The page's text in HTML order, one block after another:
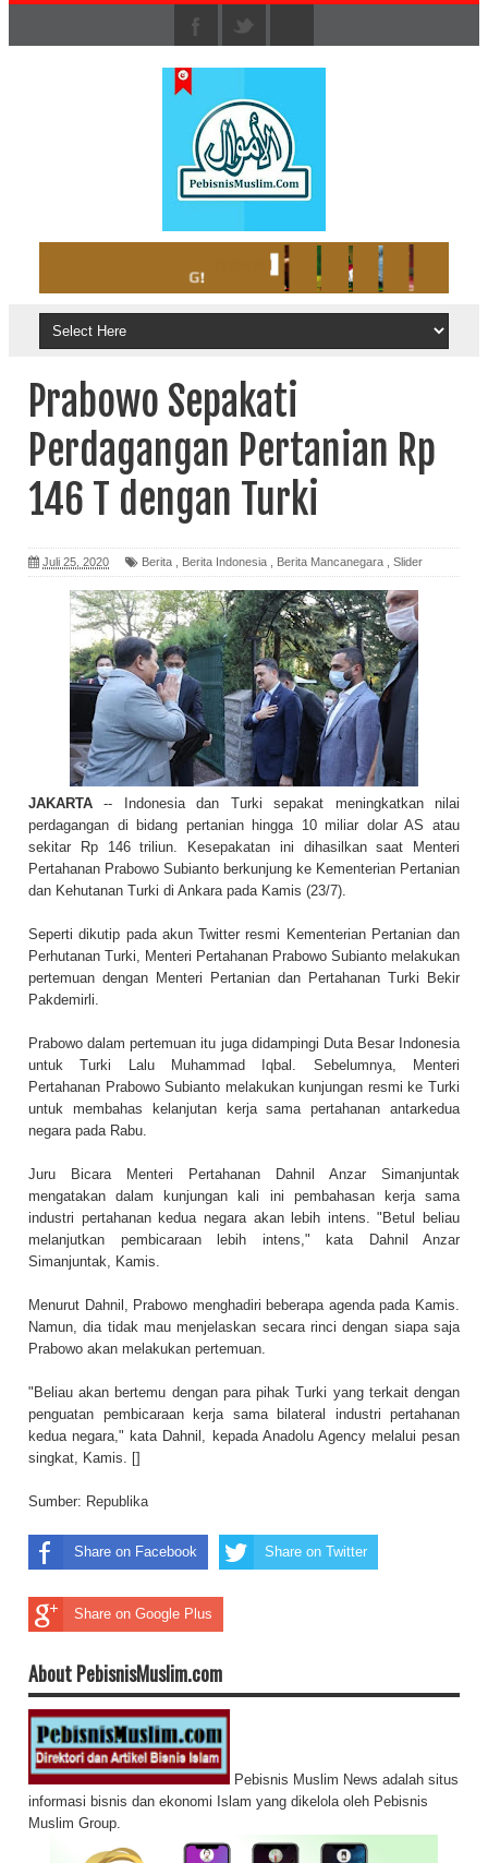
Prabowo Sepakati
Perdagangan Pertanian Rp
146 T dengan Turki
Juli 25, 2020 Berita Berita Indonesia Berita Mancanegara Slider
JAKARTA -- Indonesia dan Turki sepakat meningkatkan nilai
perdagangan di bidang pertanian hingga 10 miliar dolar AS atau
sekitar Rp 146 triliun. Kesepakatan ini dihasilkan saat Menteri
Pertahanan Prabowo Subianto berkunjung ke Kementerian Pertanian
dan Kehutanan Turki di Ankara pada Kamis (23/7).
Seperti dikutip pada akun Twitter resmi Kementerian Pertanian dan
Perhutanan Turki, Menteri Pertahanan Prabowo Subianto melakukan
pertemuan dengan Menteri Pertanian dan Pertahanan Turki Bekir
Pakdemirli.
Prabowo dalam pertemuan itu juga didampingi Duta Besar Indonesia
untuk Turki Lalu Muhammad Iqbal. Sebelumnya, Menteri
Pertahanan Prabowo Subianto melakukan kunjungan resmi ke Turki
untuk membahas kelanjutan kerja sama pertahanan antarkedua
negara pada Rabu.
Juru Bicara Menteri Pertahanan Dahnil Anzar Simanjuntak
mengatakan dalam kunjungan kali ini pembahasan kerja sama
industri pertahanan kedua negara akan lebih intens. "Betul beliau
melanjutkan pembicaraan lebih intens," kata Dahnil Anzar
Simanjuntak, Kamis.
Menurut Dahnil, Prabowo menghadiri beberapa agenda pada Kamis.
Namun, dia tidak mau menjelaskan secara rinci dengan siapa saja
Prabowo akan melakukan pertemuan.
"Beliau akan bertemu dengan para pihak Turki yang terkait dengan
penguatan pembicaraan kerja sama bilateral industri pertahanan
kedua negara," kata Dahnil, kepada Anadolu Agency melalui pesan
singkat, Kamis. []
Sumber: Republika
Share on Facebook Share on Twitter
Share on Google Plus
About PebisnisMuslim.com
Pebisnis Muslim News adalah situs
informasi bisnis dan ekonomi Islam yang dikelola oleh Pebisnis
Muslim Group.